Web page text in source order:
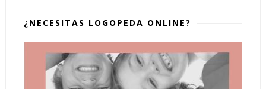
¿NECESITAS LOGOPEDA ONLINE?